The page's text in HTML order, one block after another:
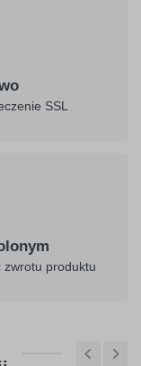
SSL
zwrotu produktu